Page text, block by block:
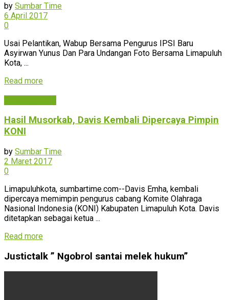
by Sumbar Time
6 April 2017
0
Usai Pelantikan, Wabup Bersama Pengurus IPSI Baru
Asyirwan Yunus Dan Para Undangan Foto Bersama Limapuluh
Kota, ...
Read more
Hasil Musorkab, Davis Kembali Dipercaya Pimpin
KONI
by Sumbar Time
2 Maret 2017
0
Limapuluhkota, sumbartime.com--Davis Emha, kembali
dipercaya memimpin pengurus cabang Komite Olahraga
Nasional Indonesia (KONI) Kabupaten Limapuluh Kota. Davis
ditetapkan sebagai ketua ...
Read more
Justictalk ” Ngobrol santai melek hukum”